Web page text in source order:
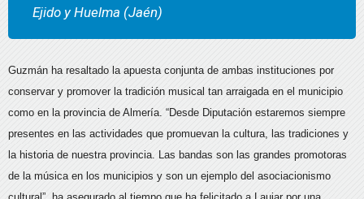
Ejido y Huelma (Jaén)
Guzmán ha resaltado la apuesta conjunta de ambas instituciones por
conservar y promover la tradición musical tan arraigada en el municipio
como en la provincia de Almería. “Desde Diputación estaremos siempre
presentes en las actividades que promuevan la cultura, las tradiciones y
la historia de nuestra provincia. Las bandas son las grandes promotoras
de la música en los municipios y son un ejemplo del asociacionismo